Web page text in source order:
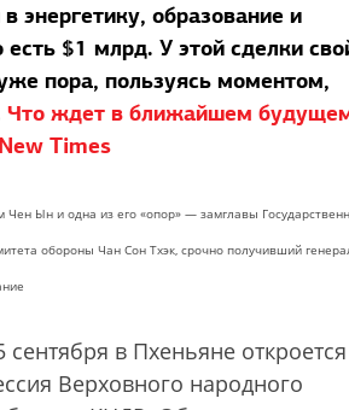
энергетику, образование и
$1 млрд. У этой сделки
пора, пользуясь моментом,
Что ждет в ближайшем
Times
Чен Ын и одна из его «опор» — замглавы
обороны Чан Сон Тхэк, срочно получивший
сентября в Пхеньяне откроется
Верховного народного